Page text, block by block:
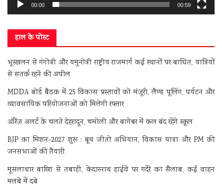
00:00 00:59
हाल के पोस्ट
भूस्खलन से गंगोत्री और यमुनोत्री राष्ट्रीय राजमार्ग कई स्थानों पर बाधित, यात्रियों
से सतर्क रहने की अपील
MDDA बोर्ड बैठक में 25 विकास प्रस्तावों को मंजूरी, लैण्ड पूलिंग, पर्यटन और
व्यावसायिक परियोजनाओं को मिलेगी रफ्तार
ऑरेंज अलर्ट के चलते देहरादून, चमोली और बागेश्वर में कल बंद रहेंगे स्कूल
BJP का मिशन-2027 शुरू : बूथ जीतो अभियान, विकास यात्रा और PM की
जनसभाओं की तैयारी
मूसलाधार बारिश से तबाही, केदारनाथ हाईवे पर गदेरे का सैलाब, कई वाहन
मलबे में दबे